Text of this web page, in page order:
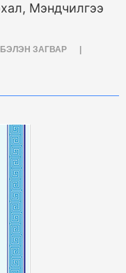
Мэндчилгээ
БЭЛЭН ЗАГВАР